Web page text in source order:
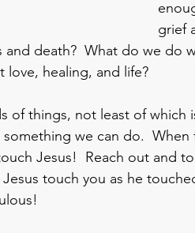
grief
and death?  What do we
love, healing, and life?
of things, not least of which
something we can do.
Jesus!  Reach out and
touch you as he